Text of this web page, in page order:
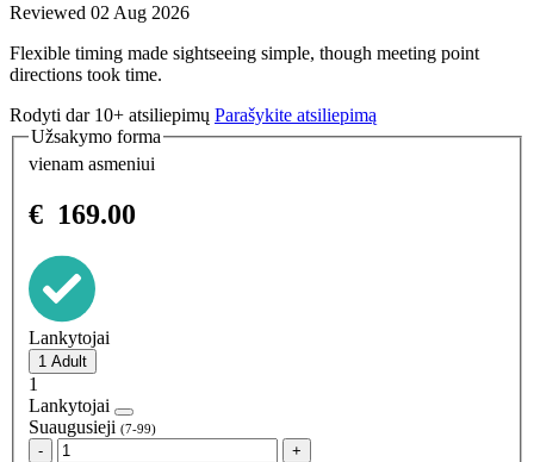
Reviewed 02 Aug 2026
Flexible timing made sightseeing simple, though meeting point
directions took time.
Rodyti dar 10+ atsiliepimų Parašykite atsiliepimą
Užsakymo forma
vienam asmeniui
€ 169.00
Lankytojai
1
Lankytojai
Suaugusieji (7-99)
- +